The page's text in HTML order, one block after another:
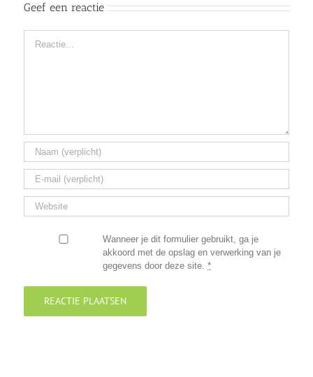
Geef een reactie
Wanneer je dit formulier gebruikt, ga je
akkoord met de opslag en verwerking van je
gegevens door deze site.*